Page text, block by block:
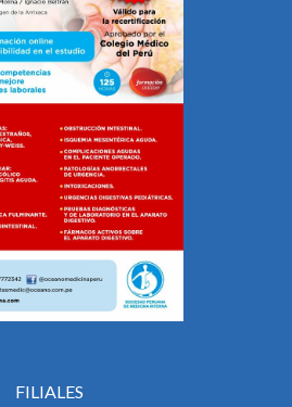
FILIALES